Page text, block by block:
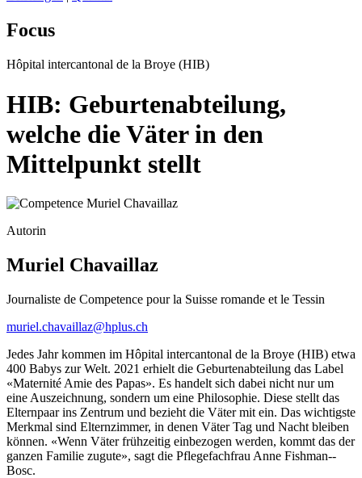
Focus
Hôpital intercantonal de la Broye (HIB)
HIB: Geburtenabteilung,
welche die Väter in den
Mittelpunkt stellt
Autorin
Muriel Chavaillaz
Journaliste de Competence pour la Suisse romande et le Tessin
muriel.chavaillaz@hplus.ch
Jedes Jahr kommen im Hôpital intercantonal de la Broye (HIB) etwa
400 Babys zur Welt. 2021 erhielt die Geburtenabteilung das Label
«Maternité Amie des Papas». Es handelt sich dabei nicht nur um
eine Auszeichnung, sondern um eine Philosophie. Diese stellt das
Elternpaar ins Zentrum und bezieht die Väter mit ein. Das wichtigste
Merkmal sind Elternzimmer, in denen Väter Tag und Nacht bleiben
können. «Wenn Väter frühzeitig einbezogen werden, kommt das der
ganzen Familie zugute», sagt die Pflegefachfrau Anne Fishman-­
Bosc.